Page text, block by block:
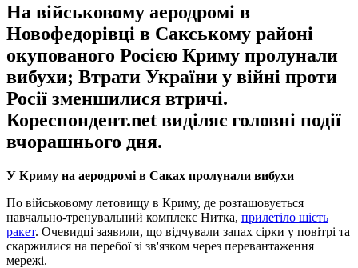
На військовому аеродромі в
Новофедорівці в Сакському районі
окупованого Росією Криму пролунали
вибухи; Втрати України у війні проти
Росії зменшилися втричі.
Кореспондент.net виділяє головні події
вчорашнього дня.
У Криму на аеродромі в Саках пролунали вибухи
По військовому летовищу в Криму, де розташовується
навчально-тренувальний комплекс Нитка, прилетіло шість
ракет. Очевидці заявили, що відчували запах сірки у повітрі та
скаржилися на перебої зі зв'язком через перевантаження
мережі.